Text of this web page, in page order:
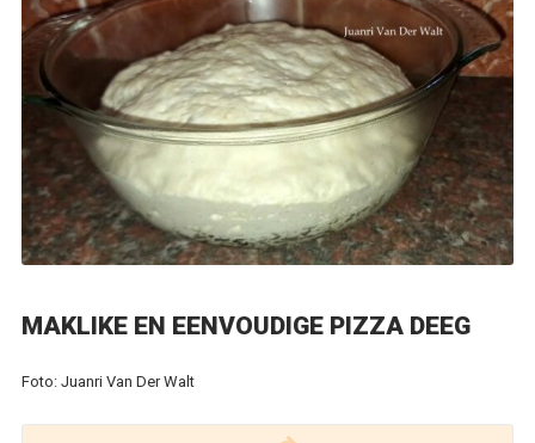
MAKLIKE EN EENVOUDIGE PIZZA DEEG
Foto: Juanri Van Der Walt